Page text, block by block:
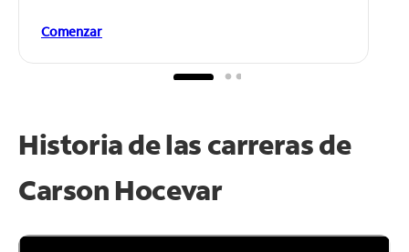
Comenzar
Historia de las carreras de
Carson Hocevar